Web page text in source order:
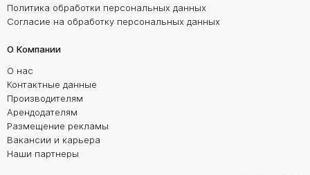
Политика обработки персональных данных
Согласие на обработку персональных данных
О Компании
О нас
Контактные данные
Производителям
Арендодателям
Размещение рекламы
Вакансии и карьера
Наши партнеры